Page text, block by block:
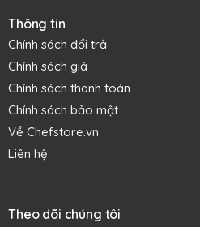
Thông tin
Chính sách đổi trả
Chính sách giá
Chính sách thanh toán
Chính sách bảo mật
Về Chefstore.vn
Liên hệ
Theo dõi chúng tôi